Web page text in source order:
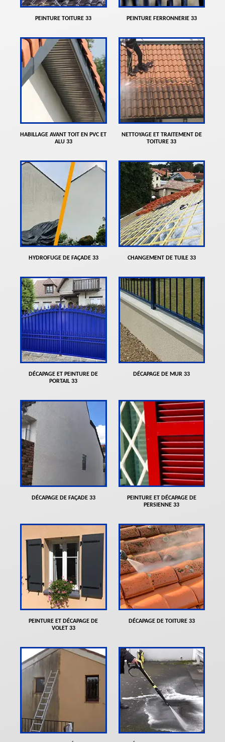
PEINTURE TOITURE 33 PEINTURE FERRONNERIE 33
HABILLAGE AVANT TOIT EN PVC ET
ALU 33
NETTOYAGE ET TRAITEMENT DE
TOITURE 33
HYDROFUGE DE FAÇADE 33 CHANGEMENT DE TUILE 33
DÉCAPAGE ET PEINTURE DE
PORTAIL 33
DÉCAPAGE DE MUR 33
DÉCAPAGE DE FAÇADE 33
PEINTURE ET DÉCAPAGE DE
PERSIENNE 33
PEINTURE ET DÉCAPAGE DE
VOLET 33
DÉCAPAGE DE TOITURE 33